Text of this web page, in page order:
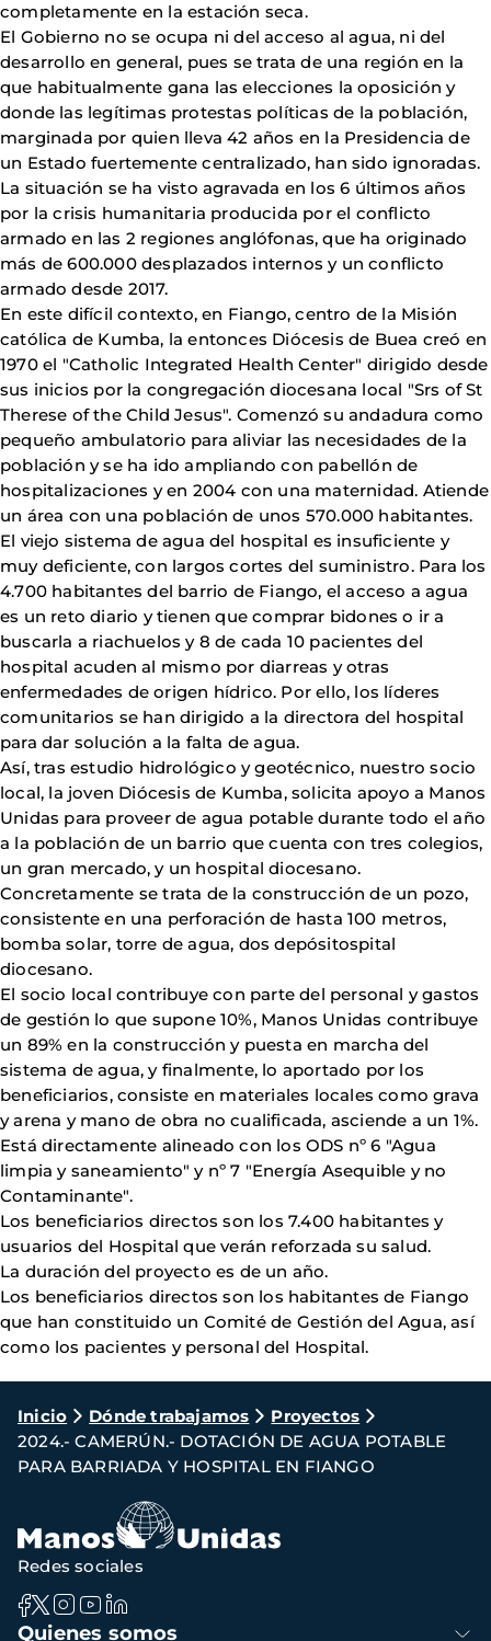
completamente en la estación seca.
El Gobierno no se ocupa ni del acceso al agua, ni del
desarrollo en general, pues se trata de una región en la
que habitualmente gana las elecciones la oposición y
donde las legítimas protestas políticas de la población,
marginada por quien lleva 42 años en la Presidencia de
un Estado fuertemente centralizado, han sido ignoradas.
La situación se ha visto agravada en los 6 últimos años
por la crisis humanitaria producida por el conflicto
armado en las 2 regiones anglófonas, que ha originado
más de 600.000 desplazados internos y un conflicto
armado desde 2017.
En este difícil contexto, en Fiango, centro de la Misión
católica de Kumba, la entonces Diócesis de Buea creó en
1970 el "Catholic Integrated Health Center" dirigido desde
sus inicios por la congregación diocesana local "Srs of St
Therese of the Child Jesus". Comenzó su andadura como
pequeño ambulatorio para aliviar las necesidades de la
población y se ha ido ampliando con pabellón de
hospitalizaciones y en 2004 con una maternidad. Atiende
un área con una población de unos 570.000 habitantes.
El viejo sistema de agua del hospital es insuficiente y
muy deficiente, con largos cortes del suministro. Para los
4.700 habitantes del barrio de Fiango, el acceso a agua
es un reto diario y tienen que comprar bidones o ir a
buscarla a riachuelos y 8 de cada 10 pacientes del
hospital acuden al mismo por diarreas y otras
enfermedades de origen hídrico. Por ello, los líderes
comunitarios se han dirigido a la directora del hospital
para dar solución a la falta de agua.
Así, tras estudio hidrológico y geotécnico, nuestro socio
local, la joven Diócesis de Kumba, solicita apoyo a Manos
Unidas para proveer de agua potable durante todo el año
a la población de un barrio que cuenta con tres colegios,
un gran mercado, y un hospital diocesano.
Concretamente se trata de la construcción de un pozo,
consistente en una perforación de hasta 100 metros,
bomba solar, torre de agua, dos depósitospital
diocesano.
El socio local contribuye con parte del personal y gastos
de gestión lo que supone 10%, Manos Unidas contribuye
un 89% en la construcción y puesta en marcha del
sistema de agua, y finalmente, lo aportado por los
beneficiarios, consiste en materiales locales como grava
y arena y mano de obra no cualificada, asciende a un 1%.
Está directamente alineado con los ODS nº 6 "Agua
limpia y saneamiento" y nº 7 "Energía Asequible y no
Contaminante".
Los beneficiarios directos son los 7.400 habitantes y
usuarios del Hospital que verán reforzada su salud.
La duración del proyecto es de un año.
Los beneficiarios directos son los habitantes de Fiango
que han constituido un Comité de Gestión del Agua, así
como los pacientes y personal del Hospital.
Ruta
de
navegación
Inicio Dónde trabajamos
Proyectos
2024.- CAMERÚN.- DOTACIÓN DE AGUA POTABLE
PARA BARRIADA Y HOSPITAL EN FIANGO
Navegación
Quienes somos
Redes sociales